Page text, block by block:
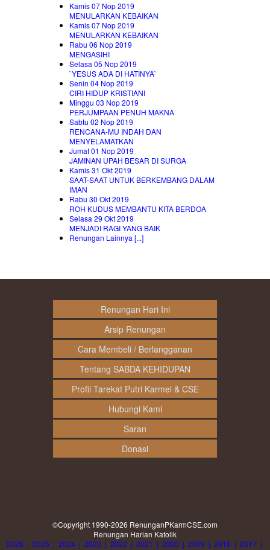
Kamis 07 Nop 2019
MENULARKAN KEBAIKAN
Kamis 07 Nop 2019
MENULARKAN KEBAIKAN
Rabu 06 Nop 2019
MENGASIHI
Selasa 05 Nop 2019
`YESUS ADA DI HATINYA`
Senin 04 Nop 2019
CIRI HIDUP KRISTIANI
Minggu 03 Nop 2019
PERJUMPAAN PENUH MAKNA
Sabtu 02 Nop 2019
RENCANA-MU INDAH DAN
MENYELAMATKAN
Jumat 01 Nop 2019
JAMINAN UPAH BESAR DI SURGA
Kamis 31 Okt 2019
SAAT-SAAT UNTUK BERKEMBANG DALAM
IMAN
Rabu 30 Okt 2019
ROH KUDUS MEMBANTU KITA BERDOA
Selasa 29 Okt 2019
MENJADI RAGI YANG BAIK
Renungan Lainnya [...]
Renungan Hari Ini
Arsip Renungan
Cara Membeli / Berlangganan
Tentang SABDA KEHIDUPAN
Profil Tarekat Putri Karmel & CSE
Hubungi Kami
Saran
Donasi
©Copyright 1990-2026 RenunganPKarmCSE.com
Renungan Harian Katolik
2026 | 2025 | 2024 | 2023 | 2022 | 2021 | 2020 | 2019 | 2018 | 2017 |